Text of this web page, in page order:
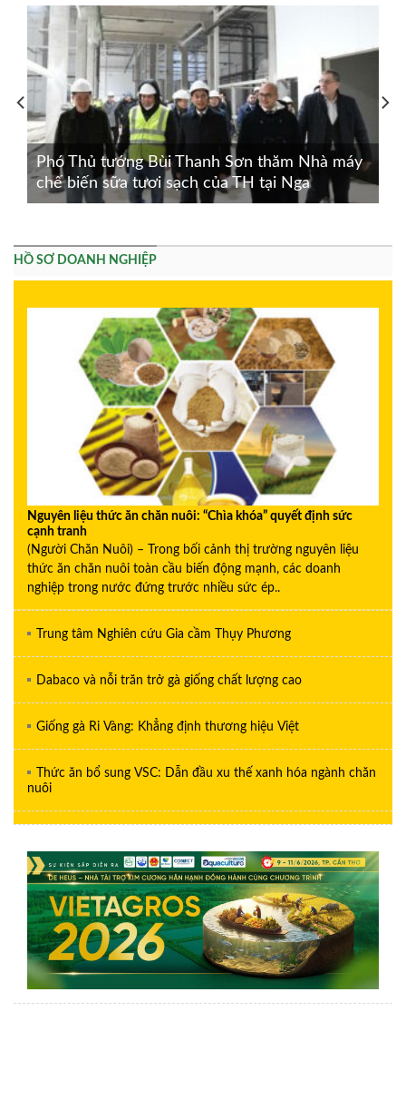
Phó Thủ tướng Bùi Thanh Sơn thăm Nhà máy
chế biến sữa tươi sạch của TH tại Nga
HỒ SƠ DOANH NGHIỆP
Nguyên liệu thức ăn chăn nuôi: “Chìa khóa” quyết định sức
cạnh tranh
(Người Chăn Nuôi) – Trong bối cảnh thị trường nguyên liệu
thức ăn chăn nuôi toàn cầu biến động mạnh, các doanh
nghiệp trong nước đứng trước nhiều sức ép..
Trung tâm Nghiên cứu Gia cầm Thụy Phương
Dabaco và nỗi trăn trở gà giống chất lượng cao
Giống gà Ri Vàng: Khẳng định thương hiệu Việt
Thức ăn bổ sung VSC: Dẫn đầu xu thế xanh hóa ngành chăn
nuôi